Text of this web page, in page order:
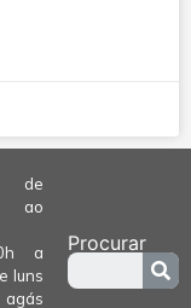
de
ao
a
luns
agás
Procurar